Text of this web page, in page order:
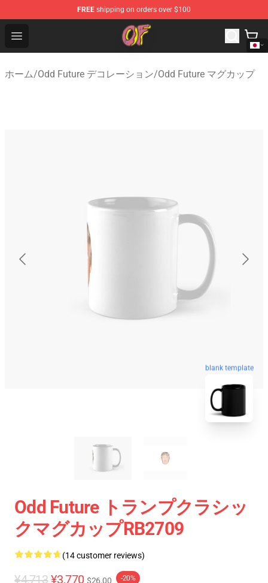
FREE shipping on orders over $100
Open menu
Odd Future Shop - Official Odd Future Merchandise Store
ホーム/Odd Future デコレーション/Odd Future マグカップ
blank template
Odd Future トランプクラシッ
クマグカップRB2709
(14 customer reviews)
¥4,713 ¥3,770 $26.00 -20%